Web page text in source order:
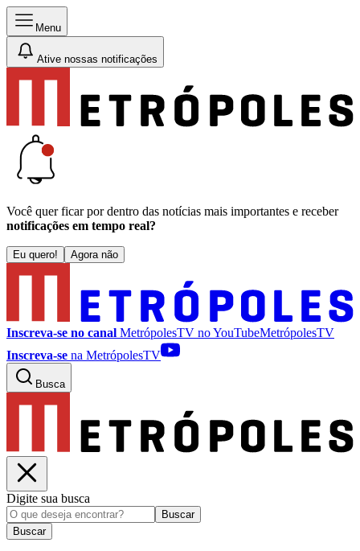
Menu
Ative nossas notificações
Você quer ficar por dentro das notícias mais importantes e receber
notificações em tempo real?
Eu quero! Agora não
Inscreva-se no canal MetrópolesTV noYouTubeMetrópolesTV
Inscreva-se na MetrópolesTV
Busca
Digite sua busca
Buscar
Buscar